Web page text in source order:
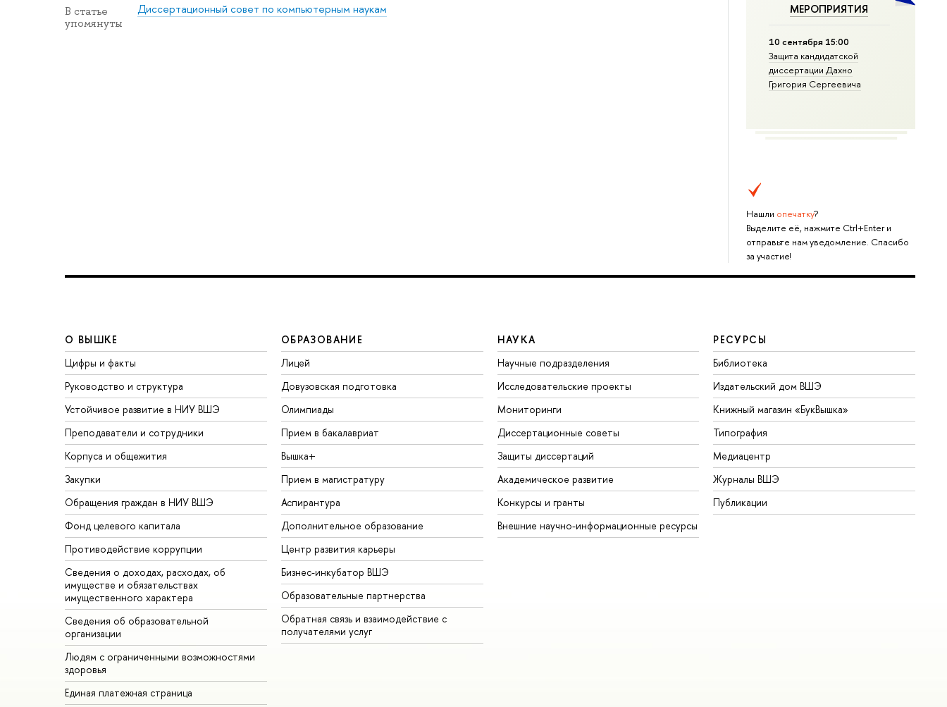
МЕРОПРИЯТИЯ
10 сентября 15:00
Защита кан­ди­дат­ской
диссертации Дахно
Григория Сергеевича
Нашли опечатку?
Выделите её, нажмите Ctrl+Enter и
отправьте нам уведомление. Спасибо
за участие!
В статье
упомянуты
Диссертационный совет по компьютерным наукам
О ВЫШКЕ
Цифры и факты
Руководство и структура
Устойчивое развитие в НИУ ВШЭ
Преподаватели и сотрудники
Корпуса и общежития
Закупки
Обращения граждан в НИУ ВШЭ
Фонд целевого капитала
Противодействие коррупции
Сведения о доходах, расходах, об
имуществе и обязательствах
имущественного характера
Сведения об образовательной
организации
Людям с ограниченными возможностями
здоровья
Единая платежная страница
ОБРАЗОВАНИЕ
Лицей
Довузовская подготовка
Олимпиады
Прием в бакалавриат
Вышка+
Прием в магистратуру
Аспирантура
Дополнительное образование
Центр развития карьеры
Бизнес-инкубатор ВШЭ
Образовательные партнерства
Обратная связь и взаимодействие с
получателями услуг
НАУКА
Научные подразделения
Исследовательские проекты
Мониторинги
Диссертационные советы
Защиты диссертаций
Академическое развитие
Конкурсы и гранты
Внешние научно-информационные ресурсы
РЕСУРСЫ
Библиотека
Издательский дом ВШЭ
Книжный магазин «БукВышка»
Типография
Медиацентр
Журналы ВШЭ
Публикации